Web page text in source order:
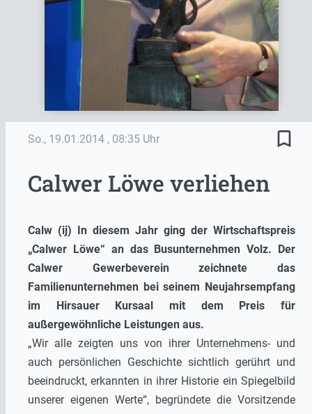
So., 19.01.2014 , 08:35 Uhr bookmark_border
Calwer Löwe verliehen
Calw (ij) In diesem Jahr ging der Wirtschaftspreis
„Calwer Löwe“ an das Busunternehmen Volz. Der
Calwer Gewerbeverein zeichnete das
Familienunternehmen bei seinem Neujahrsempfang
im Hirsauer Kursaal mit dem Preis für
außergewöhnliche Leistungen aus.
„Wir alle zeigten uns von ihrer Unternehmens- und
auch persönlichen Geschichte sichtlich gerührt und
beeindruckt, erkannten in ihrer Historie ein Spiegelbild
unserer eigenen Werte“, begründete die Vorsitzende